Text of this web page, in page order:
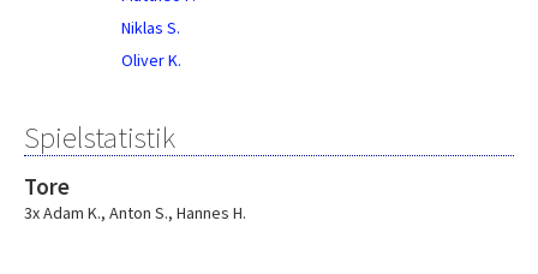
Niklas S.
Oliver K.
Spielstatistik
Tore
3x Adam K., Anton S., Hannes H.